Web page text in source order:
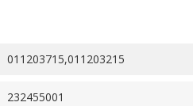
011203715,011203215
232455001